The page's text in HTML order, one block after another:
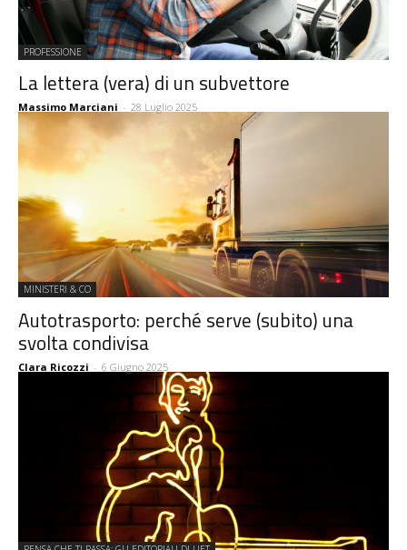
PROFESSIONE
La lettera (vera) di un subvettore
Massimo Marciani - 28 Luglio 2025
MINISTERI & CO
Autotrasporto: perché serve (subito) una
svolta condivisa
Clara Ricozzi - 6 Giugno 2025